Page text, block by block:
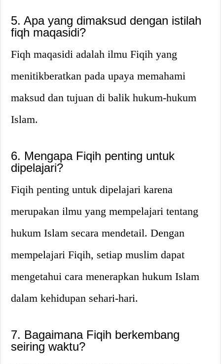
5. Apa yang dimaksud dengan istilah
fiqh maqasidi?
Fiqh maqasidi adalah ilmu Fiqih yang
menitikberatkan pada upaya memahami
maksud dan tujuan di balik hukum-hukum
Islam.
6. Mengapa Fiqih penting untuk
dipelajari?
Fiqih penting untuk dipelajari karena
merupakan ilmu yang mempelajari tentang
hukum Islam secara mendetail. Dengan
mempelajari Fiqih, setiap muslim dapat
mengetahui cara menerapkan hukum Islam
dalam kehidupan sehari-hari.
7. Bagaimana Fiqih berkembang
seiring waktu?